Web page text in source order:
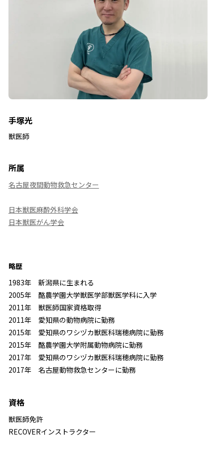
手塚光
獣医師
所属
名古屋夜間動物救急センター
日本獣医麻酔外科学会
日本獣医がん学会
略歴
1983年 新潟県に生まれる
2005年 酪農学園大学獣医学部獣医学科に入学
2011年 獣医師国家資格取得
2011年 愛知県の動物病院に勤務
2015年 愛知県のワシヅカ獣医科瑞穂病院に勤務
2015年 酪農学園大学附属動物病院に勤務
2017年 愛知県のワシヅカ獣医科瑞穂病院に勤務
2017年 名古屋動物救急センターに勤務
資格
獣医師免許
RECOVERインストラクター